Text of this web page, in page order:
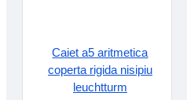
Caiet a5 aritmetica
coperta rigida nisipiu
leuchtturm